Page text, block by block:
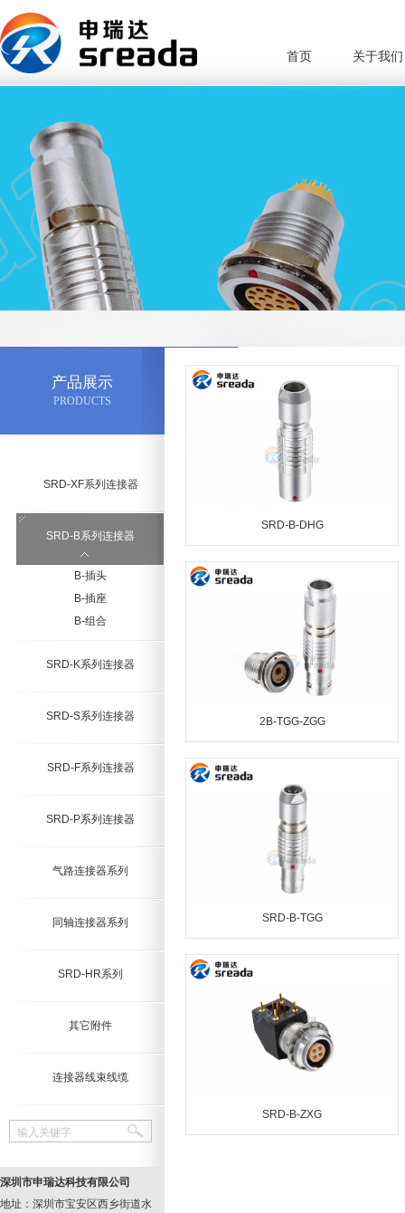
首页 关于我们
产品展示
PRODUCTS
SRD-XF系列连接器
SRD-B系列连接器
B-插头
B-插座
B-组合
SRD-K系列连接器
SRD-S系列连接器
SRD-F系列连接器
SRD-P系列连接器
气路连接器系列
同轴连接器系列
SRD-HR系列
其它附件
连接器线束线缆
输入关键字
深圳市申瑞达科技有限公司
地址：深圳市宝安区西乡街道水
SRD-B-DHG
2B-TGG-ZGG
SRD-B-TGG
SRD-B-ZXG